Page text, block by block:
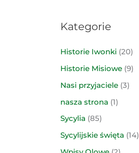
Kategorie
Historie Iwonki (20)
Historie Misiowe (9)
Nasi przyjaciele (3)
nasza strona (1)
Sycylia (85)
Sycylijskie święta (14)